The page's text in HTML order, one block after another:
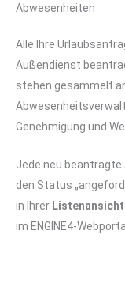
Abwesenheiten
Alle Ihre
Außendienst
stehen gesammelt
Genehmigung und
Jede neu
den Status
in Ihrer
im ENGINE4-Webportal.